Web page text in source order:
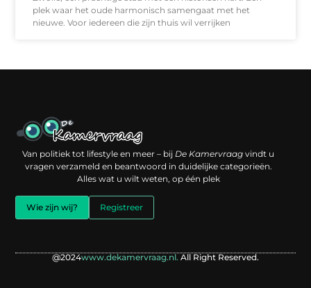
plek waar het oude harmonisch samengaat met het
nieuwe. Voor iedereen die zijn thuis wil verrijken
Van politiek tot lifestyle en meer – bijDe Kamervraag vindt u
vragen verzameld en beantwoord in duidelijke categorieën.
Alles wat u wilt weten, op één plek
Wie zijn wij? Registreer
@2024www.dekamervraag.nl. All Right Reserved.